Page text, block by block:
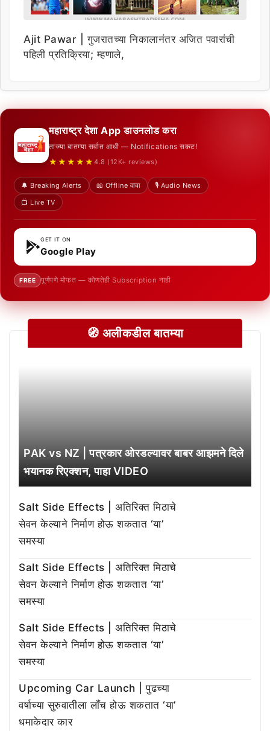
Ajit Pawar | गुजरातच्या निकालानंतर अजित पवारांची
पहिली प्रतिक्रिया; म्हणाले,
महाराष्ट्र देशा App डाउनलोड करा
ताज्या बातम्या सर्वात आधी — Notifications सकट!
★★★★★ 4.8 (12K+ reviews)
🔔 Breaking Alerts 📖 Offline वाचा
🎙️ Audio News
📺 Live TV
GET IT ON
Google Play
FREE पूर्णपणे मोफत — कोणतेही Subscription नाही
🧭 अलीकडील बातम्या
PAK vs NZ | पत्रकार ओरडल्यावर बाबर आझमने दिले
भयानक रिएक्शन, पाहा VIDEO
Salt Side Effects | अतिरिक्त मिठाचे
सेवन केल्याने निर्माण होऊ शकतात ‘या’
समस्या
Salt Side Effects | अतिरिक्त मिठाचे
सेवन केल्याने निर्माण होऊ शकतात ‘या’
समस्या
Salt Side Effects | अतिरिक्त मिठाचे
सेवन केल्याने निर्माण होऊ शकतात ‘या’
समस्या
Upcoming Car Launch | पुढच्या
वर्षाच्या सुरुवातीला लाँच होऊ शकतात ‘या’
धमाकेदार कार